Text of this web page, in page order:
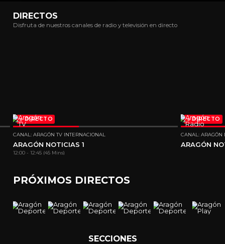
DIRECTOS
Disfruta de nuestros canales de radio y televisión en directo
DIRECTO
CANAL: ARAGÓN TV INTERNACIONAL
ARAGÓN NOTICIAS 1
12:00 - 12:45 (45 Mins)
DIRECTO
CANAL: ARAGÓN
ARAGÓN
PRÓXIMOS DIRECTOS
SECCIONES